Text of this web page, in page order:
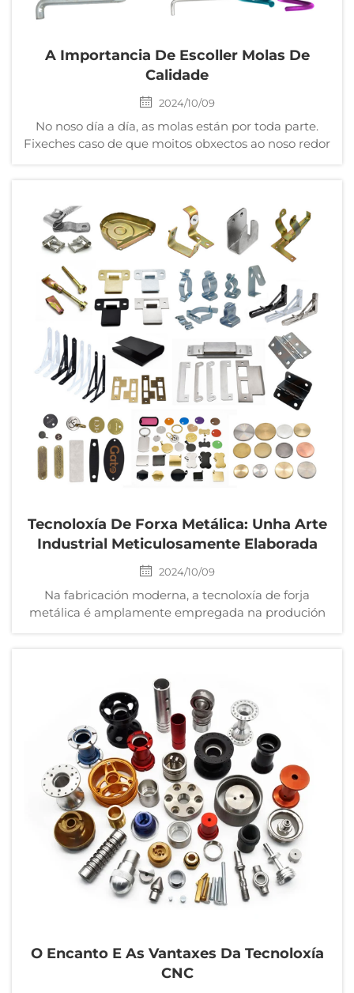
A Importancia De Escoller Molas De
Calidade
2024/10/09
No noso día a día, as molas están por toda parte.
Fixeches caso de que moitos obxectos ao noso redor
todo. Hoxe, permítanos entrar...
Tecnoloxía De Forxa Metálica: Unha Arte
Industrial Meticulosamente Elaborada
2024/10/09
Na fabricación moderna, a tecnoloxía de forja
metálica é amplamente empregada na produción
a tecnoloxía de forja metálica está por todo...
O Encanto E As Vantaxes Da Tecnoloxía
CNC